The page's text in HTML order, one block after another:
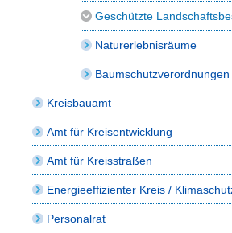
Geschützte
Naturerlebnisräume
Kreisbauamt
Amt für Kreisentwicklung
Amt für Kreisstraßen
Energieeffizienter Kreis /
Personalrat